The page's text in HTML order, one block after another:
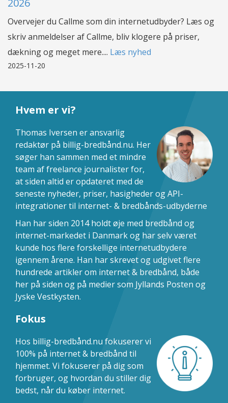
Overvejer du Callme som din internetudbyder? Læs og
skriv anmeldelser af Callme, bliv klogere på priser,
dækning og meget mere.... Læs nyhed
2025-11-20
Hvem er vi?
Thomas Iversen er ansvarlig
redaktør på billig-bredbånd.nu. Her
søger han sammen med et mindre
team af freelance journalister for,
at siden altid er opdateret med de
seneste nyheder, priser, hasigheder og API-
integrationer til internet- & bredbånds-udbyderne
Han har siden 2014 holdt øje med bredbånd og
internet-markedet i Danmark og har selv været
kunde hos flere forskellige internetudbydere
igennem årene. Han har skrevet og udgivet flere
hundrede artikler om internet & bredbånd, både
her på siden og på medier som Jyllands Posten og
Jyske Vestkysten.
Fokus
Hos billig-bredbånd.nu fokuserer vi
100% på internet & bredbånd til
hjemmet. Vi fokuserer på dig som
forbruger, og hvordan du stiller dig
bedst, når du køber internet.